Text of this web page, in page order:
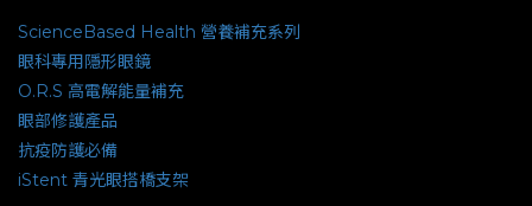
ScienceBased Health 營養補充系列
眼科專用隱形眼鏡
O.R.S 高電解能量補充
眼部修護產品
抗疫防護必備
iStent 青光眼搭橋支架